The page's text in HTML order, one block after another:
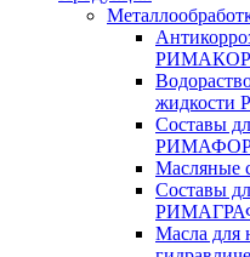
РИМАКОР
Составы
Масляные
Составы
Масла для